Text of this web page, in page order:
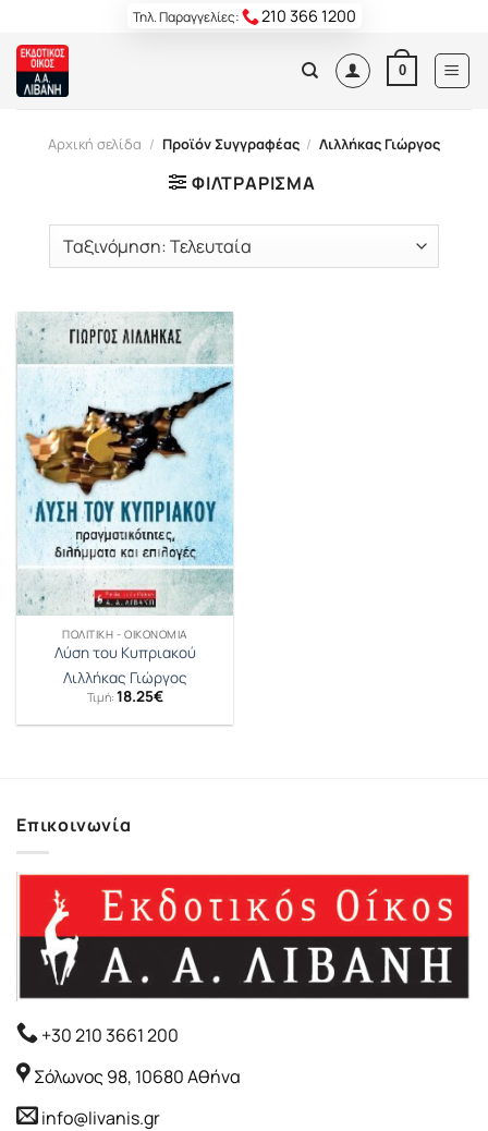
content
Τηλ. Παραγγελίες: 210 366 1200
0
Αρχική σελίδα / Προϊόν Συγγραφέας / Λιλλήκας Γιώργος
ΦΙΛΤΡΆΡΙΣΜΑ
ΠΟΛΙΤΙΚΉ - ΟΙΚΟΝΟΜΊΑ
Λύση του Κυπριακού
Λιλλήκας Γιώργος
Τιμή: 18.25€
Επικοινωνία
+30 210 3661 200
Σόλωνος 98, 10680 Αθήνα
info@livanis.gr